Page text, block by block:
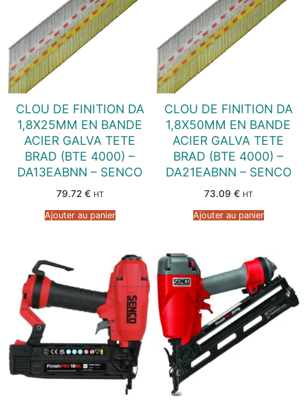
CLOU DE FINITION DA
1,8X25MM EN BANDE
ACIER GALVA TETE
BRAD (BTE 4000) –
DA13EABNN – SENCO
79.72 € HT
Ajouter au panier
CLOU DE FINITION DA
1,8X50MM EN BANDE
ACIER GALVA TETE
BRAD (BTE 4000) –
DA21EABNN – SENCO
73.09 € HT
Ajouter au panier